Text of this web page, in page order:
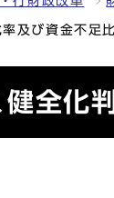
及び資金不足
全化